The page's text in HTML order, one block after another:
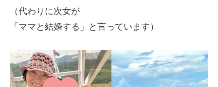
（代わりに次女が
「ママと結婚する」と言っています）